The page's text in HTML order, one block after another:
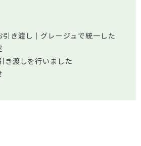
引き渡し｜グレージュで統一した
渡しを行いました